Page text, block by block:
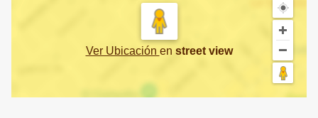
Ver Ubicación en street view